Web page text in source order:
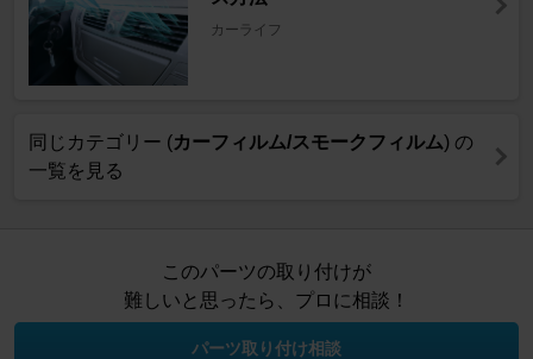
カーライフ
同じカテゴリー (カーフィルム/スモークフィルム) の
一覧を見る
このパーツの取り付けが
難しいと思ったら、プロに相談！
パーツ取り付け相談